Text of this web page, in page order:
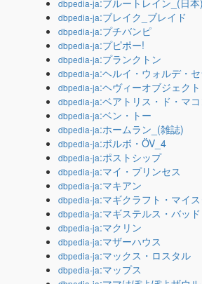
dbpedia-ja:ブルートレイン_(日
dbpedia-ja:ブレイク_ブレイド
dbpedia-ja:プチバンピ
dbpedia-ja:プピポー!
dbpedia-ja:プランクトン
dbpedia-ja:ヘルイ・ウォルデ・
dbpedia-ja:ヘヴィーオブジェクト
dbpedia-ja:ベアトリス・ド・マ
dbpedia-ja:ベン・トー
dbpedia-ja:ホームラン_(雑誌)
dbpedia-ja:ボルボ・ÖV_4
dbpedia-ja:ポストシップ
dbpedia-ja:マイ・プリンセス
dbpedia-ja:マキアン
dbpedia-ja:マギクラフト・マイ
dbpedia-ja:マギステルス・バッ
dbpedia-ja:マクリン
dbpedia-ja:マザーハウス
dbpedia-ja:マックス・ロスタル
dbpedia-ja:マップス